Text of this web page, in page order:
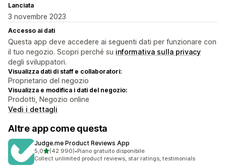
Lanciata
3 novembre 2023
Accesso ai dati
Questa app deve accedere ai seguenti dati per funzionare con
il tuo negozio. Scopri perché su informativa sulla privacy
degli sviluppatori.
Visualizza dati di staff e collaboratori:
Proprietario del negozio
Visualizza e modifica i dati del negozio:
Prodotti, Negozio online
Vedi i dettagli
Altre app come questa
Judge.me Product Reviews App
5,0stelle su 5
(42.990)
42990 recensioni totali
•Piano gratuito disponibile
Collect unlimited product reviews, star ratings, testimonials